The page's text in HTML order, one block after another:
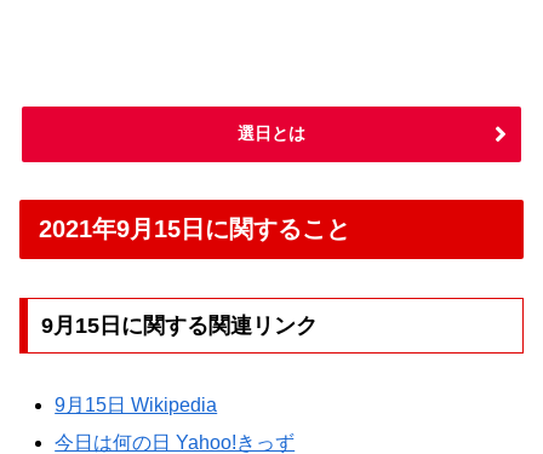
選日とは
2021年9月15日に関すること
9月15日に関する関連リンク
9月15日 Wikipedia
今日は何の日 Yahoo!きっず